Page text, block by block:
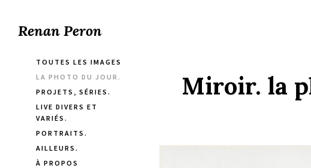
Renan Peron
TOUTES LES IMAGES
LA PHOTO DU JOUR.
PROJETS, SÉRIES.
LIVE DIVERS ET
VARIÉS.
PORTRAITS.
AILLEURS.
À PROPOS
Miroir. la